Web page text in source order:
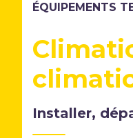
ÉQUIPEMENTS
Installer,